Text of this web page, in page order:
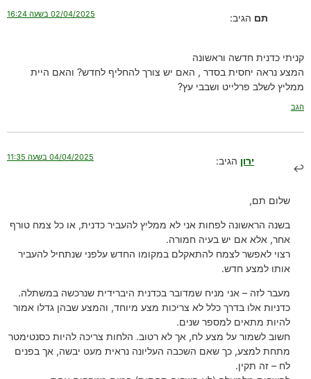
תם הגיב: 02/04/2025 בשעה 16:24
קניתי כדנית חדשה וראשונה
המצע נראה יחסית בסדר , האם יש צורך להחליף לחדש? והאם היית
ממליץ לשלב פרלייט ושבבי עץ?
הגב
ירון הגיב: 04/04/2025 בשעה 11:35
שלום תם,
בשנה הראשונה לפחות אני לא ממליץ להעביר כדנית, או כל צמח טורף
אחר, אלא אם יש בעיה חמורה.
רצוי לאפשר לצמח להתאקלם במקומו החדש עלפני שנתחיל להעביר
אותו למצע חדש.
מעבר לזה – אני מניח שמדובר בכדנית היברידית שנרכשה במשתלה.
כדניות אלו בדרך כלל לא צריכות מצע מיוחד, והמצע שבהן גדלו אמור
להיות מתאים למספר שנים.
חשוב לשמור על מצע לח, אך לא רטוב. הלחות צריכה להיות כסנטימטר
מתחת למצע, כך שאם השכבה העליונה נראית מעט יבשה, אך בפנים
לח – זה תקין.